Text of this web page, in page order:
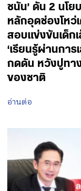
ชนัน’ ดัน 2 นโย
หลักอุดช่องโหว่
สอบแข่งขันเด็กเ
‘เรียนรู้ผ่านกา
กดดัน หวังปูทา
ของชาติ
อ่านต่อ